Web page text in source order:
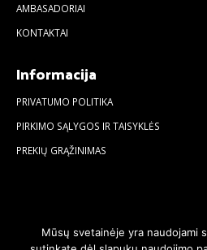
AMBASADORIAI
KONTAKTAI
Informacija
PRIVATUMO POLITIKA
PIRKIMO SĄLYGOS IR TAISYKLĖS
PREKIŲ GRĄŽINIMAS
Mūsų svetainėje yra naudojami